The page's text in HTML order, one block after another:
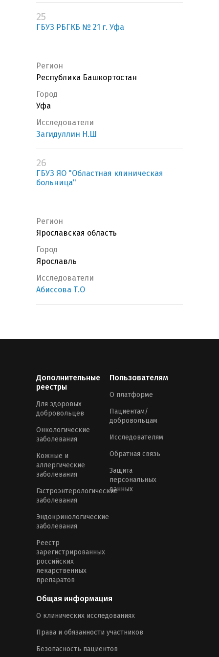
25
ГБУЗ РБГКБ № 21 г. Уфа
Регион
Республика Башкортостан
Город
Уфа
Исследователи
Загидуллин Н.Ш
26
ГБУЗ ЯО "Областная клиническая
больница"
Регион
Ярославская область
Город
Ярославль
Исследователи
Абиссова Т.О
Дополнительные
реестры
Для здоровых
добровольцев
Онкологические
заболевания
Кожные и
аллергические
заболевания
Гастроэнтерологические
заболевания
Эндокринологические
заболевания
Реестр
зарегистрированных
российских
лекарственных
препаратов
Пользователям
О платформе
Пациентам/
добровольцам
Исследователям
Обратная связь
Защита
персональных
данных
Общая информация
О клинических исследованиях
Права и обязанности участников
Безопасность пациентов